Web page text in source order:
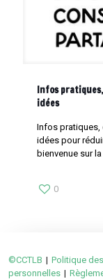
Infos
idées
Infos pratiques,
idées pour
bienvenue sur
0
©CCTLB | Politique
personnelles |